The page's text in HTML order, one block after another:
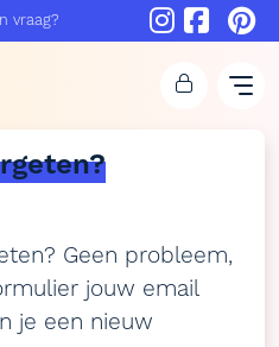
vraag?
Geen probleem,
jouw email
je een nieuw